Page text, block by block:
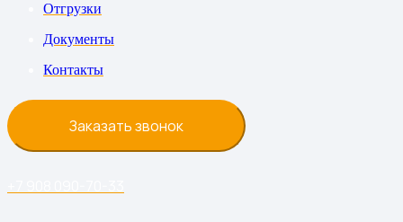
Отгрузки
Документы
Контакты
Заказать звонок